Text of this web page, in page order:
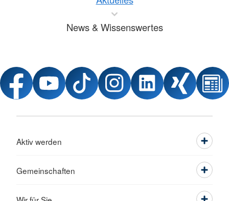
News & Wissenswertes
Aktiv werden
Gemeinschaften